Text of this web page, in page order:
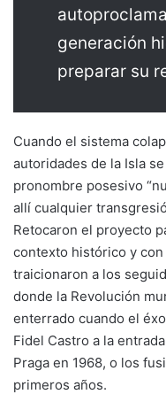
generación
preparar su
Cuando el sistema
autoridades de la Isla
pronombre posesivo
allí cualquier
Retocaron el proyecto
contexto histórico y
traicionaron a los
donde la Revolución
enterrado cuando el
Fidel Castro a la
Praga en 1968, o los
primeros años.